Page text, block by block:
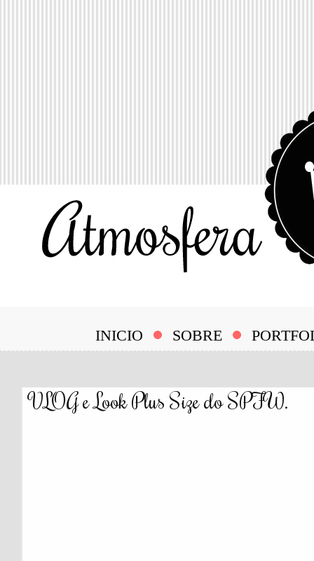
INICIO SOBRE
VLOG e Look Plus Size do SPFW.